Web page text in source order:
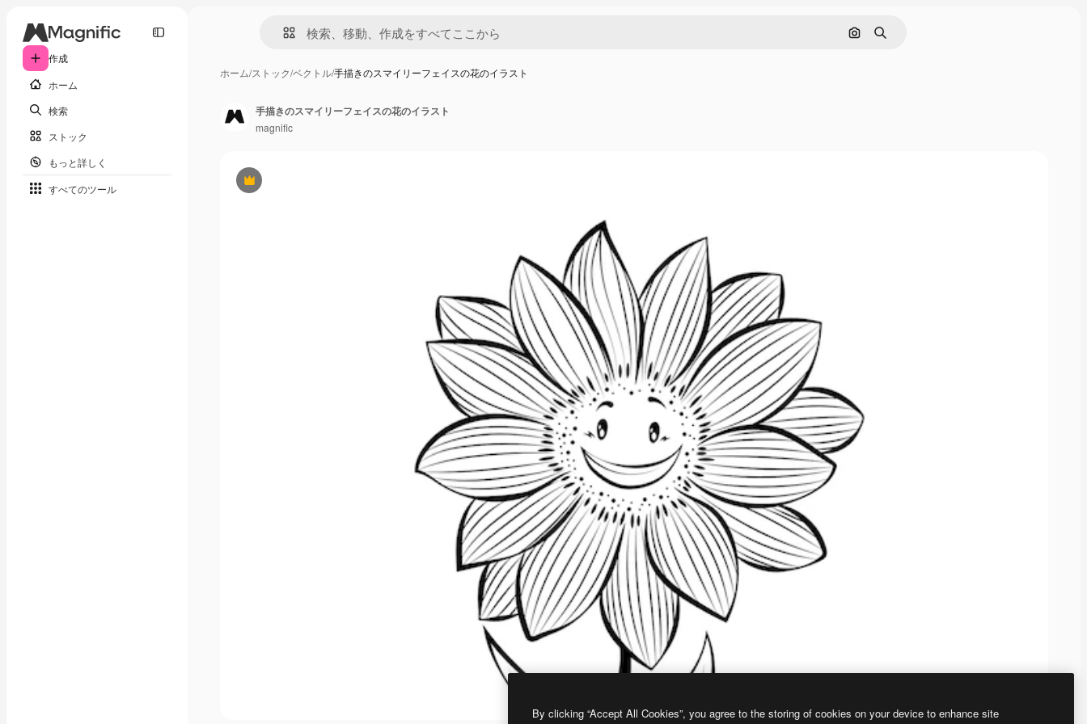
作成
ホーム
検索
ストック
もっと詳しく
すべてのツール
画像で検索
検索
ホーム/ストック/ベクトル/手描きのスマイリーフェイスの花のイラスト
Premium
手描きのスマイリーフェイスの花のイラスト
magnific
By clicking “Accept All Cookies”, you agree to the storing of cookies on your device to enhance site